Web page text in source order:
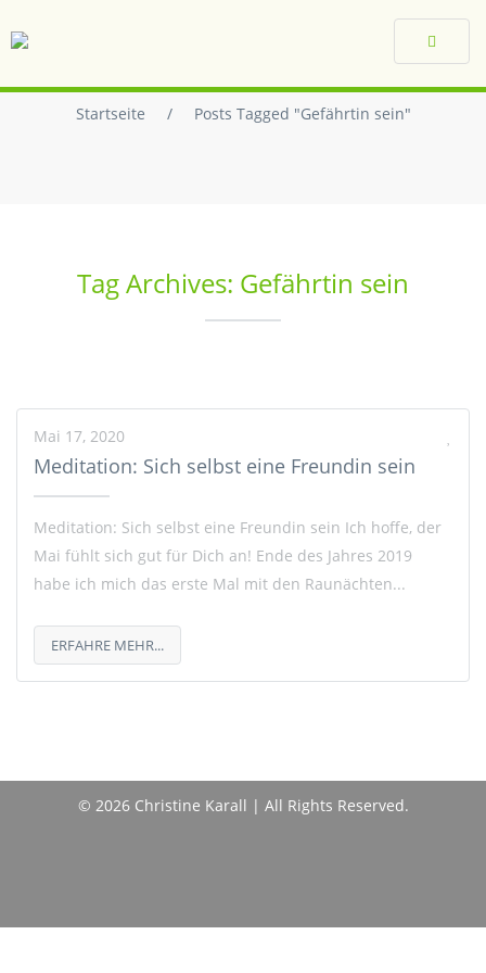
Toggle
Startseite / Posts Tagged "Gefährtin sein"
Tag Archives: Gefährtin sein
Mai 17, 2020
Meditation: Sich selbst eine Freundin sein
Meditation: Sich selbst eine Freundin sein Ich hoffe, der
Mai fühlt sich gut für Dich an! Ende des Jahres 2019
habe ich mich das erste Mal mit den Raunächten...
ERFAHRE MEHR...
© 2026 Christine Karall | All Rights Reserved.